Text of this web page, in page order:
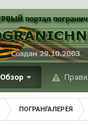
Обзор
ПОГРАНГАЛЕРЕЯ